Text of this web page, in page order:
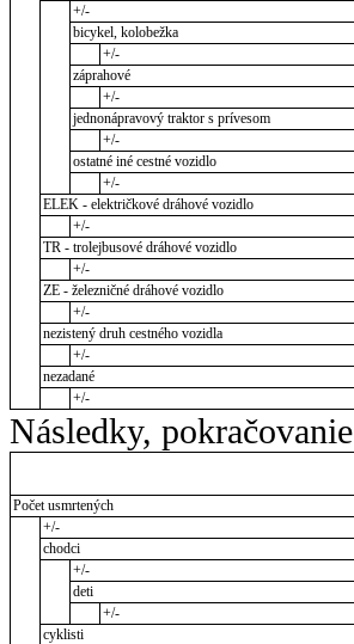
+/-
bicykel, kolobežka
+/-
záprahové
+/-
jednonápravový traktor s prívesom
+/-
ostatné iné cestné vozidlo
+/-
ELEK - električkové dráhové vozidlo
+/-
TR - trolejbusové dráhové vozidlo
+/-
ZE - železničné dráhové vozidlo
+/-
nezistený druh cestného vozidla
+/-
nezadané
+/-
Následky, pokračovanie
Počet usmrtených
+/-
chodci
+/-
deti
+/-
cyklisti